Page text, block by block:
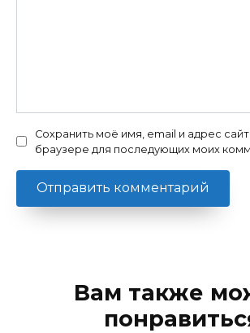
Сохранить моё имя, email и адрес
браузере для последующих моих
Вам также